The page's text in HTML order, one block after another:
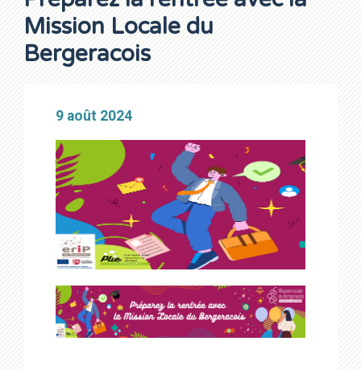
Mission Locale du
Bergeracois
9 août 2024